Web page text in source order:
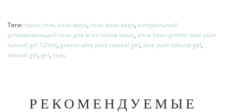
Теги: гринс гель алоэ-вера, гель алоэ-вера, натуральный
успокаивающий гель для всех типов кожи, anna lotan greens aloe pure
natural gel 125ml, greens aloe pure natural gel, aloe pure natural gel,
natural gel, gel, гель
РЕКОМЕНДУЕМЫЕ